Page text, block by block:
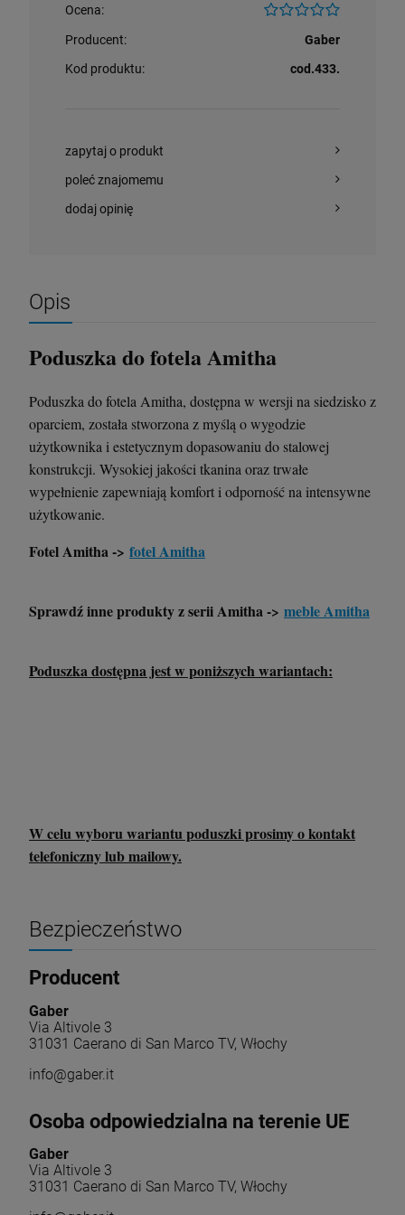
Ocena:
Producent:
Gaber
Kod produktu:
cod.433.
zapytaj o produkt
poleć znajomemu
dodaj opinię
Opis
Poduszka do fotela Amitha
Poduszka do fotela Amitha, dostępna w wersji na siedzisko z
oparciem, została stworzona z myślą o wygodzie
użytkownika i estetycznym dopasowaniu do stalowej
konstrukcji. Wysokiej jakości tkanina oraz trwałe
wypełnienie zapewniają komfort i odporność na intensywne
użytkowanie.
Fotel Amitha -> fotel Amitha
Sprawdź inne produkty z serii Amitha -> meble Amitha
Poduszka dostępna jest w poniższych wariantach:
W celu wyboru wariantu poduszki prosimy o kontakt
telefoniczny lub mailowy.
Bezpieczeństwo
Producent
Gaber
Via Altivole 3
31031 Caerano di San Marco TV, Włochy
info@gaber.it
Osoba odpowiedzialna na terenie UE
Gaber
Via Altivole 3
31031 Caerano di San Marco TV, Włochy